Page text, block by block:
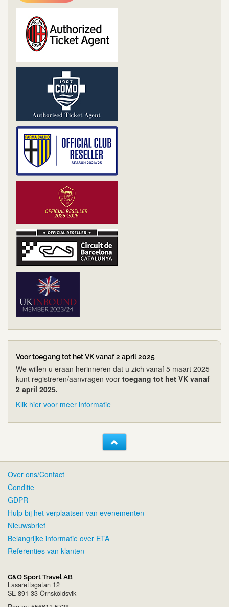
Voor toegang tot het VK vanaf 2 april 2025
We willen u eraan herinneren dat u zich vanaf 5 maart 2025
kunt registreren/aanvragen voor toegang tot het VK vanaf
2 april 2025.
Klik hier voor meer informatie
Over ons/Contact
Conditie
GDPR
Hulp bij het verplaatsen van evenementen
Nieuwsbrief
Belangrijke informatie over ETA
Referenties van klanten
G&O Sport Travel AB
Lasarettsgatan 12
SE-891 33 Örnsköldsvik